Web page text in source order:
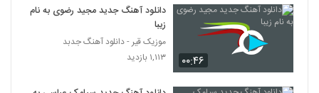
۰۰:۴۶
دانلود آهنگ جدید مجید رضوی به نام
زیبا
موزیک قیر - دانلود آهنگ جدبد
۱,۱۱۳ بازدید